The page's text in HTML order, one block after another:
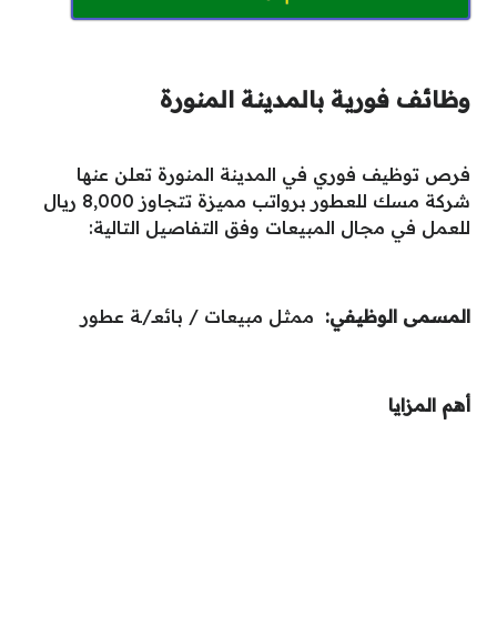
وظائف فورية بالمدينة المنورة
فرص توظيف فوري في المدينة المنورة تعلن عنها
شركة مسك للعطور برواتب مميزة تتجاوز 8,000 ريال
للعمل في مجال المبيعات وفق التفاصيل التالية:
المسمى الوظيفي: ممثل مبيعات / بائعـ/ـة عطور
أهم المزايا